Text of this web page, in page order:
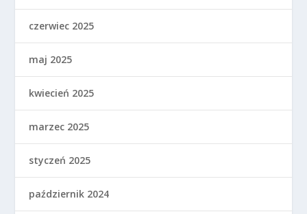
czerwiec 2025
maj 2025
kwiecień 2025
marzec 2025
styczeń 2025
październik 2024